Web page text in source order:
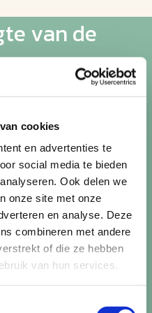
cookies
en advertenties te
social media te bieden
Ook delen we
onze site met onze
en analyse. Deze
combineren met andere
of die ze hebben
van hun services.
van de
elk moment weer
de nieuwsbrief.
omgaan met uw